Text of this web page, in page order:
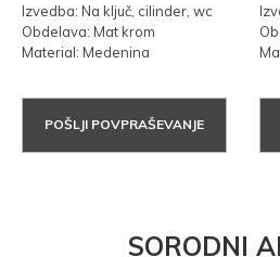
Izvedba: Na ključ, cilinder, wc
Obdelava: Mat krom
Material: Medenina
POŠLJI POVPRAŠEVANJE
SORODNI